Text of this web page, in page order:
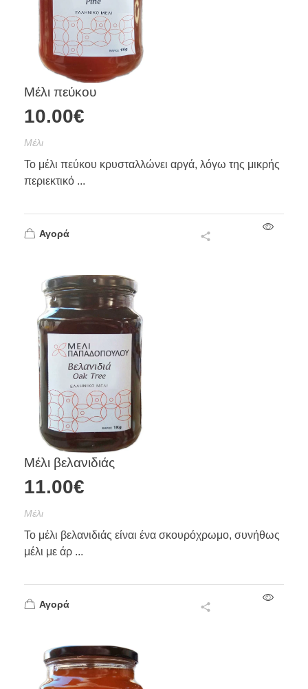
Μέλι πεύκου
10.00€
Mέλι
Το μέλι πεύκου κρυσταλλώνει αργά, λόγω της μικρής
περιεκτικό ...
Αγορά
Μέλι βελανιδιάς
11.00€
Mέλι
Το μέλι βελανιδιάς είναι ένα σκουρόχρωμο, συνήθως
μέλι με άρ ...
Αγορά